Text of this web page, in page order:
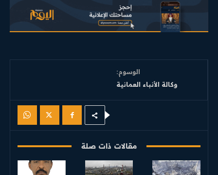
الوسوم:
وكالة الأنباء العمانية
مقالات ذات صلة